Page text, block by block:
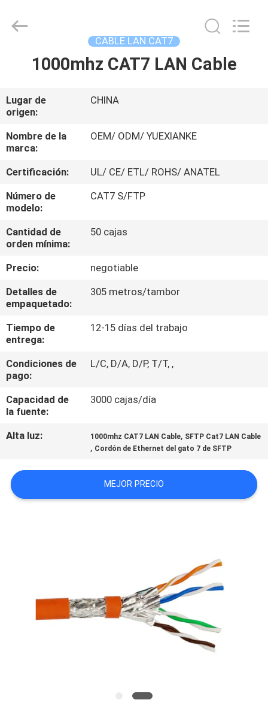
HOGAR
PRODUCTOS
VIDEOS
SOBRE
NOSOTROS
VIAJE
LA
FÁBRICA
CONTROL
DE
CALIDAD
ÉNTRENOS
EN
CONTACTO
CON
Industry
CABLE LAN CAT7
1000mhz CAT7 LAN Cable
Lugar de
origen:
CHINA
Nombre de la
marca:
OEM/ ODM/ YUEXIANKE
Certificación:
UL/ CE/ ETL/ ROHS/ ANATEL
Número de
modelo:
CAT7 S/FTP
Cantidad de
orden mínima:
50 cajas
Precio:
negotiable
Detalles de
empaquetado:
305 metros/tambor
Tiempo de
entrega:
12-15 días del trabajo
Condiciones de
pago:
L/C, D/A, D/P, T/T, ,
Capacidad de
la fuente:
3000 cajas/día
Alta luz: 1000mhz CAT7 LAN Cable, SFTP Cat7 LAN Cable
, Cordón de Ethernet del gato 7 de SFTP
MEJOR PRECIO